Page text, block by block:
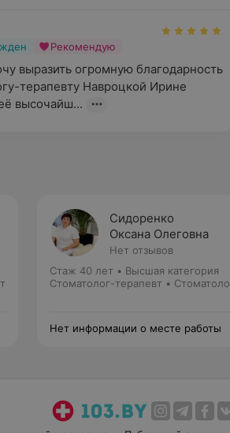
Рекомендую
выразить огромную благодарность
терапевту Навроцкой Ирине
высочайш...
Сидоренко
Оксана Олеговна
Нет отзывов
Стаж 40 лет • Высшая категория
Стоматолог-терапевт •
Нет информации о месте работы